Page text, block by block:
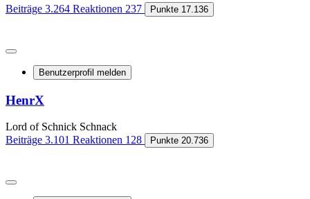
Beiträge 3.264 Reaktionen 237 Punkte 17.136
Benutzerprofil melden
HenrX
Lord of Schnick Schnack
Beiträge 3.101 Reaktionen 128 Punkte 20.736